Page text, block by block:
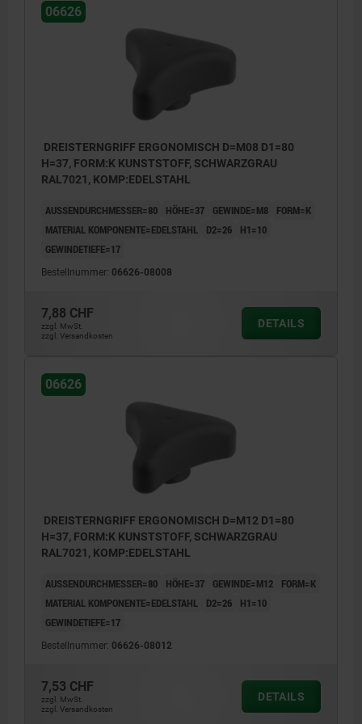
06626
DREISTERNGRIFF ERGONOMISCH D=M08 D1=80
H=37, FORM:K KUNSTSTOFF, SCHWARZGRAU
RAL7021, KOMP:EDELSTAHL
AUSSENDURCHMESSER=80 HÖHE=37 GEWINDE=M8
FORM=K
MATERIAL KOMPONENTE=EDELSTAHL
D2=26
H1=10
GEWINDETIEFE=17
Bestellnummer: 06626-08008
7,88 CHF
zzgl. MwSt.
zzgl. Versandkosten
DETAILS
06626
DREISTERNGRIFF ERGONOMISCH D=M12 D1=80
H=37, FORM:K KUNSTSTOFF, SCHWARZGRAU
RAL7021, KOMP:EDELSTAHL
AUSSENDURCHMESSER=80 HÖHE=37 GEWINDE=M12
FORM=K
MATERIAL KOMPONENTE=EDELSTAHL
D2=26
H1=10
GEWINDETIEFE=17
Bestellnummer: 06626-08012
7,53 CHF
zzgl. MwSt.
zzgl. Versandkosten
DETAILS